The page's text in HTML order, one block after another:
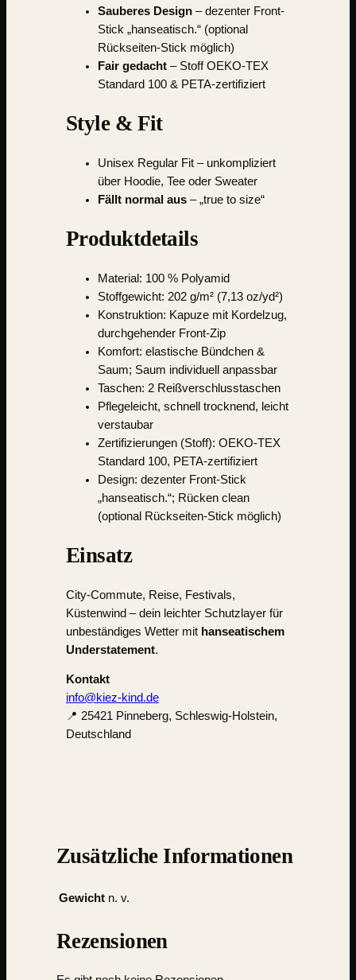
Sauberes Design– dezenter Front-
Stick „hanseatisch.“ (optional
Rückseiten-Stick möglich)
Fair gedacht– Stoff OEKO-TEX
Standard 100 & PETA-zertifiziert
Style & Fit
Unisex Regular Fit – unkompliziert
über Hoodie, Tee oder Sweater
Fällt normal aus– „true to size“
Produktdetails
Material: 100 % Polyamid
Stoffgewicht: 202 g/m² (7,13 oz/yd²)
Konstruktion: Kapuze mit Kordelzug,
durchgehender Front-Zip
Komfort: elastische Bündchen &
Saum; Saum individuell anpassbar
Taschen: 2 Reißverschlusstaschen
Pflegeleicht, schnell trocknend, leicht
verstaubar
Zertifizierungen (Stoff): OEKO-TEX
Standard 100, PETA-zertifiziert
Design: dezenter Front-Stick
„hanseatisch.“; Rücken clean
(optional Rückseiten-Stick möglich)
Einsatz
City-Commute, Reise, Festivals,
Küstenwind – dein leichter Schutzlayer für
unbeständiges Wetter mit hanseatischem
Understatement.
Kontakt
info@kiez-kind.de
📍 25421 Pinneberg, Schleswig-Holstein,
Deutschland
Zusätzliche Informationen
Gewicht n. v.
Rezensionen